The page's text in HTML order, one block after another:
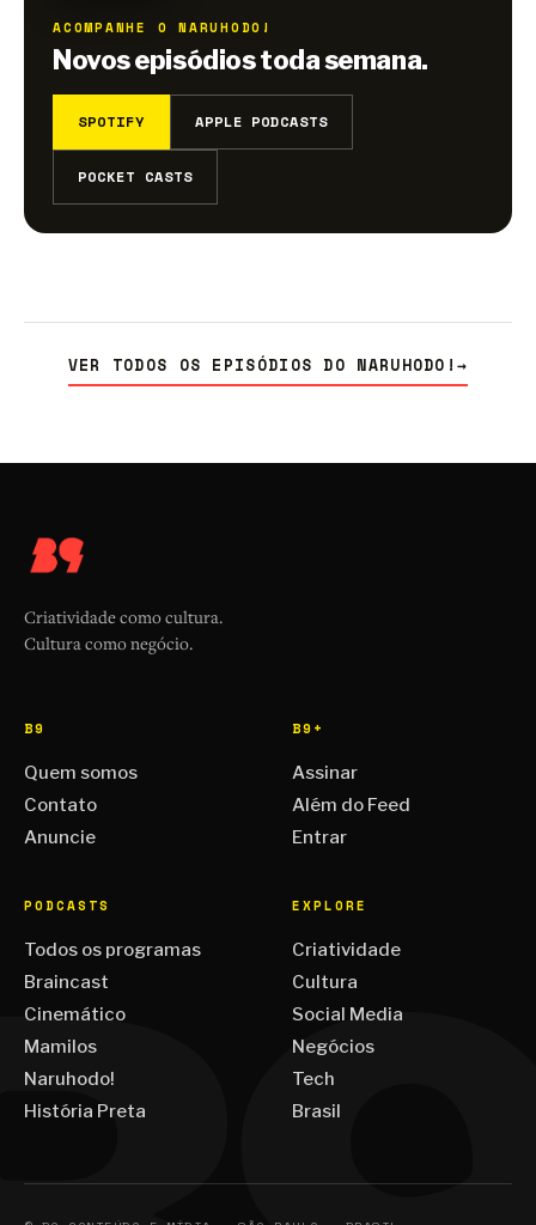
ACOMPANHE O NARUHODO!
Novos episódios toda semana.
SPOTIFY APPLE PODCASTS
POCKET CASTS
VER TODOS OS EPISÓDIOS DO NARUHODO!→
Criatividade como cultura.
Cultura como negócio.
B9
Quem somos
Contato
Anuncie
B9+
Assinar
Além do Feed
Entrar
PODCASTS
Todos os programas
Braincast
Cinemático
Mamilos
Naruhodo!
História Preta
EXPLORE
Criatividade
Cultura
Social Media
Negócios
Tech
Brasil